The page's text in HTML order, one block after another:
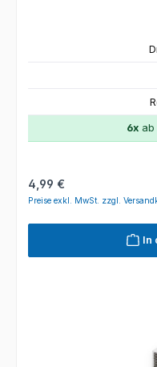
6x
Regulärer Preis:
4,99 €
Preise exkl. MwSt. zzgl.
In